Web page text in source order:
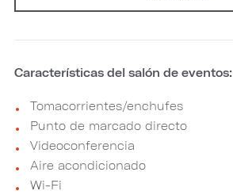
Características del salón de eventos:
Tomacorrientes/enchufes
Punto de marcado directo
Videoconferencia
Aire acondicionado
Wi-Fi